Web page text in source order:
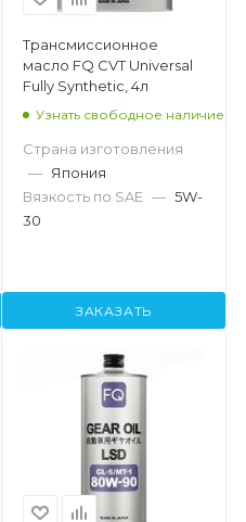
Трансмиссионное
масло FQ CVT Universal
Fully Synthetic, 4л
Узнать свободное наличие
Страна изготовления
— Япония
Вязкость по SAE — 5W-
30
ЗАКАЗАТЬ